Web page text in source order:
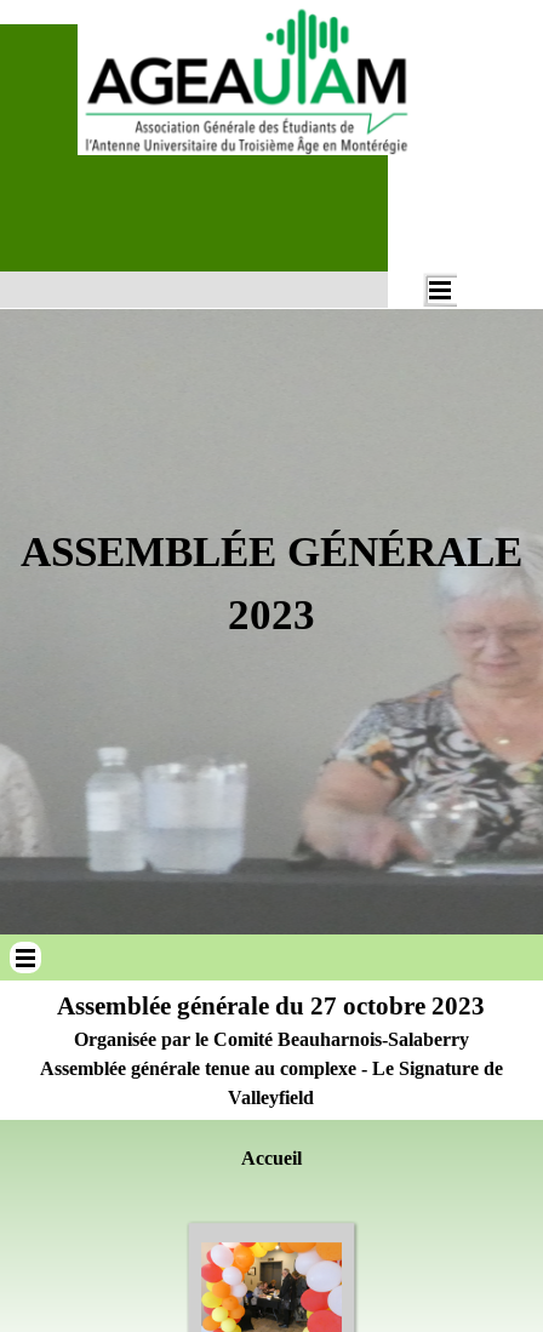
Rechercher
ASSEMBLÉE GÉNÉRALE
2023
Sauter le menu
Assemblée générale du 27 octobre 2023
Organisée par le Comité Beauharnois-Salaberry
Assemblée générale tenue au complexe - Le Signature de
Valleyfield
Accueil